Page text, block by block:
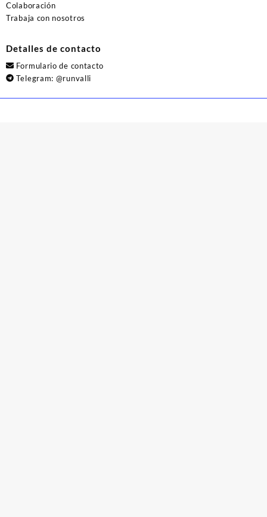
Colaboración
Trabaja con nosotros
Detalles de contacto
Formulario de contacto
Telegram: @runvalli